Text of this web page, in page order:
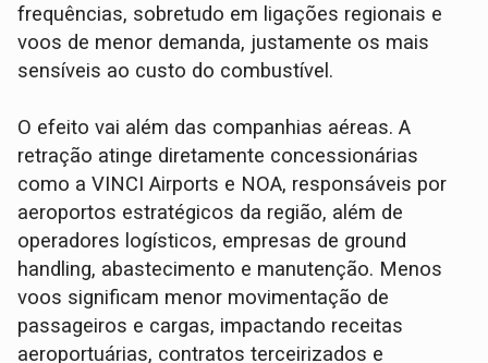
frequências, sobretudo em ligações regionais e
voos de menor demanda, justamente os mais
sensíveis ao custo do combustível.
O efeito vai além das companhias aéreas. A
retração atinge diretamente concessionárias
como a VINCI Airports e NOA, responsáveis por
aeroportos estratégicos da região, além de
operadores logísticos, empresas de ground
handling, abastecimento e manutenção. Menos
voos significam menor movimentação de
passageiros e cargas, impactando receitas
aeroportuárias, contratos terceirizados e